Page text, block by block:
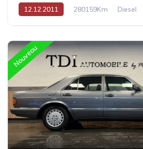
12.12.2011 280159Km Diesel
Nouveau